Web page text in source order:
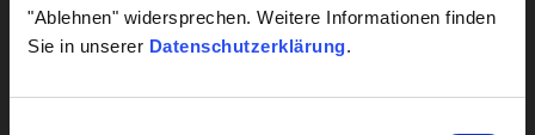
"Ablehnen" widersprechen. Weitere Informationen finden
Sie in unserer Datenschutzerklärung.
Lebensstil